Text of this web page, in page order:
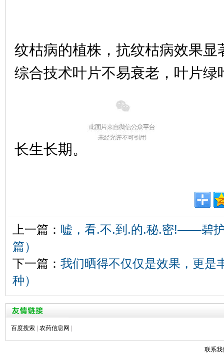
纹枯病的植株，抗纹枯病效果显
综合技术叶片不易衰老，叶片绿
长生长期。
上一篇： 嘘，看.不.到.的.秘.密!——碧
篇）
下一篇： 我们晒得不仅仅是效果，更是
种）
百度搜索 农药信息网
联系我